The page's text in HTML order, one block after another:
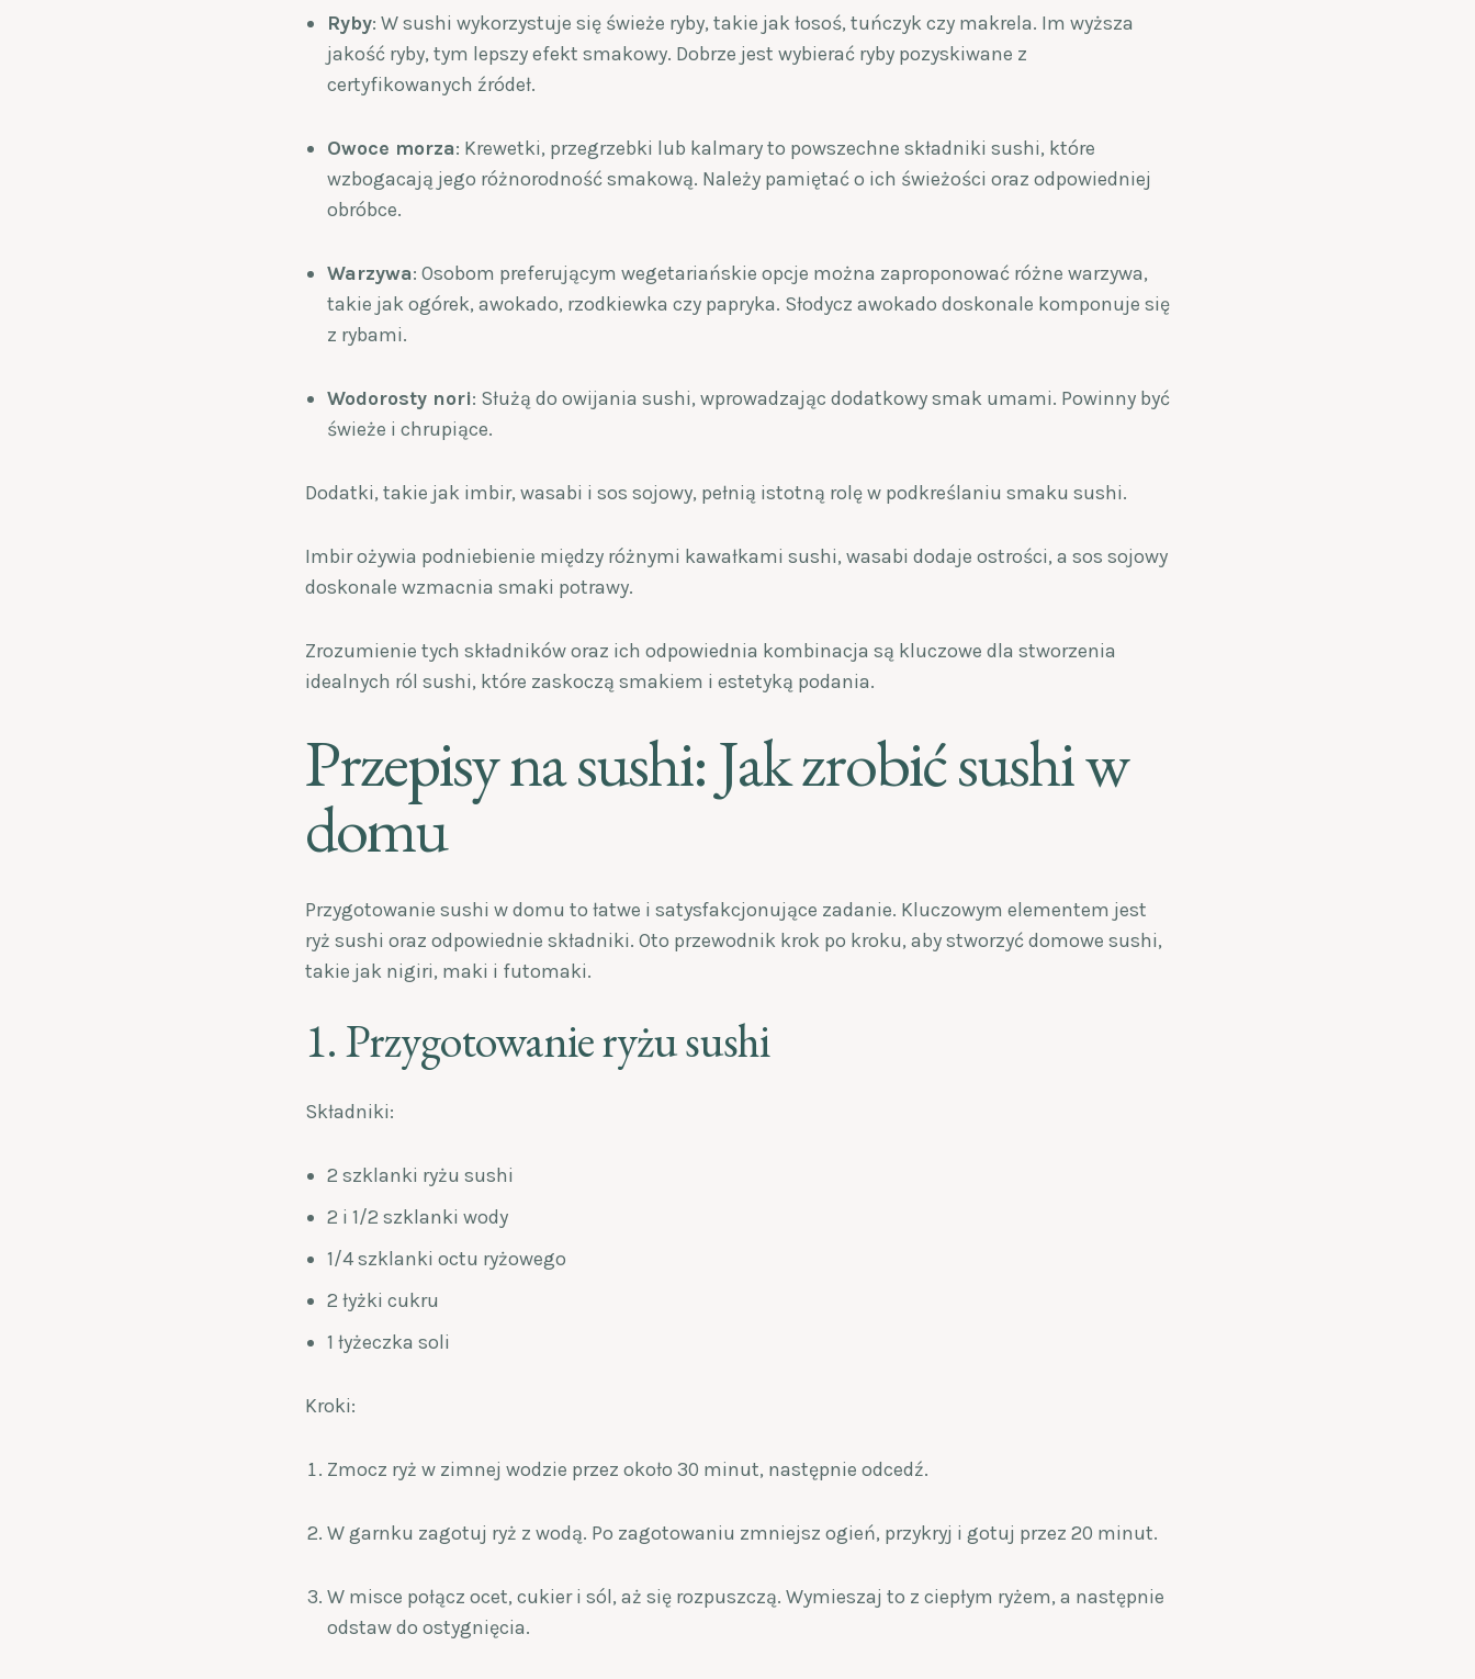
Ryby: W sushi wykorzystuje się świeże ryby, takie jak łosoś, tuńczyk czy makrela. Im wyższa
jakość ryby, tym lepszy efekt smakowy. Dobrze jest wybierać ryby pozyskiwane z
certyfikowanych źródeł.
Owoce morza: Krewetki, przegrzebki lub kalmary to powszechne składniki sushi, które
wzbogacają jego różnorodność smakową. Należy pamiętać o ich świeżości oraz odpowiedniej
obróbce.
Warzywa: Osobom preferującym wegetariańskie opcje można zaproponować różne warzywa,
takie jak ogórek, awokado, rzodkiewka czy papryka. Słodycz awokado doskonale komponuje się
z rybami.
Wodorosty nori: Służą do owijania sushi, wprowadzając dodatkowy smak umami. Powinny być
świeże i chrupiące.
Dodatki, takie jak imbir, wasabi i sos sojowy, pełnią istotną rolę w podkreślaniu smaku sushi.
Imbir ożywia podniebienie między różnymi kawałkami sushi, wasabi dodaje ostrości, a sos sojowy
doskonale wzmacnia smaki potrawy.
Zrozumienie tych składników oraz ich odpowiednia kombinacja są kluczowe dla stworzenia
idealnych ról sushi, które zaskoczą smakiem i estetyką podania.
Przepisy na sushi: Jak zrobić sushi w
domu
Przygotowanie sushi w domu to łatwe i satysfakcjonujące zadanie. Kluczowym elementem jest
ryż sushi oraz odpowiednie składniki. Oto przewodnik krok po kroku, aby stworzyć domowe sushi,
takie jak nigiri, maki i futomaki.
1. Przygotowanie ryżu sushi
Składniki:
2 szklanki ryżu sushi
2 i 1/2 szklanki wody
1/4 szklanki octu ryżowego
2 łyżki cukru
1 łyżeczka soli
Kroki:
Zmocz ryż w zimnej wodzie przez około 30 minut, następnie odcedź.
W garnku zagotuj ryż z wodą. Po zagotowaniu zmniejsz ogień, przykryj i gotuj przez 20 minut.
W misce połącz ocet, cukier i sól, aż się rozpuszczą. Wymieszaj to z ciepłym ryżem, a następnie
odstaw do ostygnięcia.